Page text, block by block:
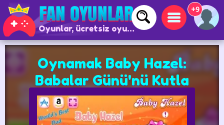
Oyunlar, ücretsiz oyunlar ve çevrimiçi oyunlar
+9
Oynamak Baby Hazel:
Babalar Günü'nü Kutla